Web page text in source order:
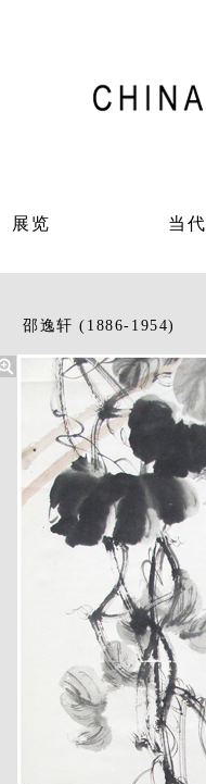
展览 当
邵逸轩 (1886-1954)